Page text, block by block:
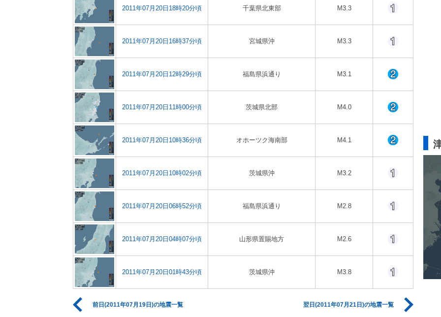
2011年07月20日18時20分頃 千葉県北東部 M3.3
2011年07月20日16時37分頃 宮城県沖 M3.3
2011年07月20日12時29分頃 福島県浜通り M3.1
2011年07月20日11時00分頃 茨城県北部 M4.0
2011年07月20日10時36分頃 オホーツク海南部 M4.1
2011年07月20日10時02分頃 茨城県沖 M3.2
2011年07月20日06時52分頃 福島県浜通り M2.8
2011年07月20日04時07分頃 山形県置賜地方 M2.6
2011年07月20日01時43分頃 茨城県沖 M3.8
前日(2011年07月19日)の地震一覧 翌日(2011年07月21日)の地震一覧